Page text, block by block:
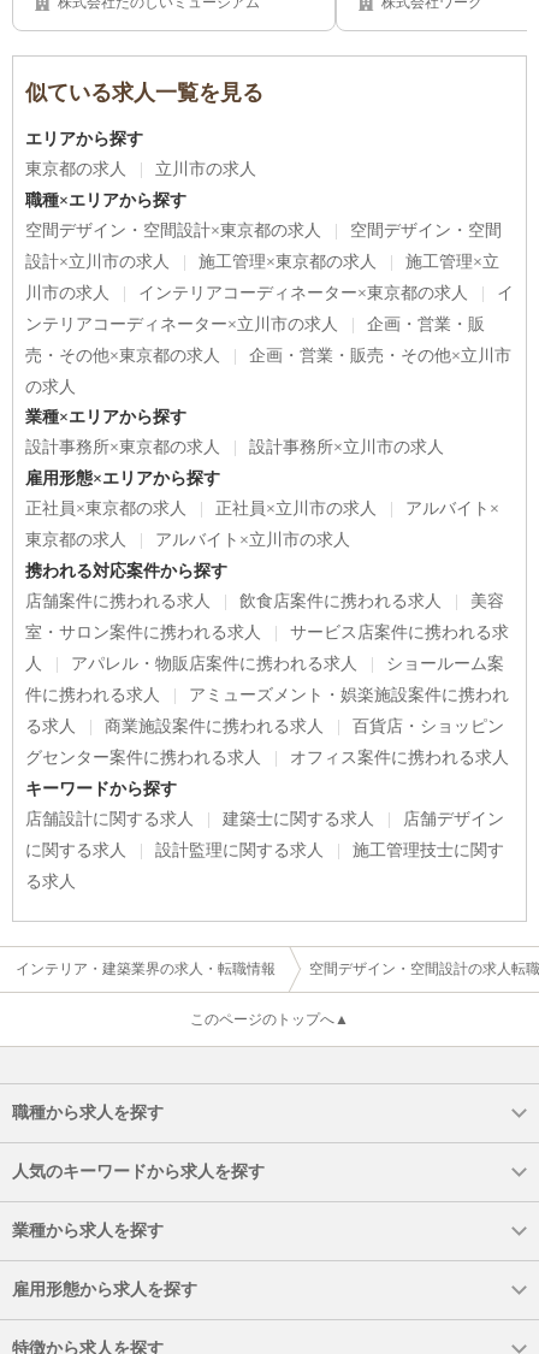
似ている求人一覧を見る
エリアから探す
東京都の求人
立川市の求人
職種×エリアから探す
空間デザイン・空間設計×東京都の求人
空間デザイン・空間
設計×立川市の求人
施工管理×東京都の求人
施工管理×立
川市の求人
インテリアコーディネーター×東京都の求人
イ
ンテリアコーディネーター×立川市の求人
企画・営業・販
売・その他×東京都の求人
企画・営業・販売・その他×立川市
の求人
業種×エリアから探す
設計事務所×東京都の求人
設計事務所×立川市の求人
雇用形態×エリアから探す
正社員×東京都の求人
正社員×立川市の求人
アルバイト×
東京都の求人
アルバイト×立川市の求人
携われる対応案件から探す
店舗案件に携われる求人
飲食店案件に携われる求人
美容
室・サロン案件に携われる求人
サービス店案件に携われる求
人
アパレル・物販店案件に携われる求人
ショールーム案
件に携われる求人
アミューズメント・娯楽施設案件に携われ
る求人
商業施設案件に携われる求人
百貨店・ショッピン
グセンター案件に携われる求人
オフィス案件に携われる求人
キーワードから探す
店舗設計に関する求人
建築士に関する求人
店舗デザイン
に関する求人
設計監理に関する求人
施工管理技士に関す
る求人
インテリア・建築業界の求人・転職情報 空間デザイン・空間設計の求人転
このページのトップへ▲
職種から求人を探す
人気のキーワードから求人を探す
業種から求人を探す
雇用形態から求人を探す
特徴から求人を探す